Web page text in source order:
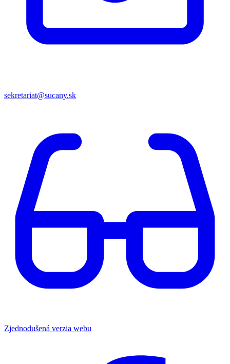
sekretariat@sucany.sk
Zjednodušená verzia webu